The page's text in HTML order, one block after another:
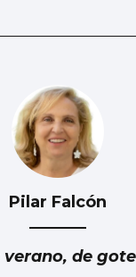
la medalla de
de París
Pilar Falcón
verano, de